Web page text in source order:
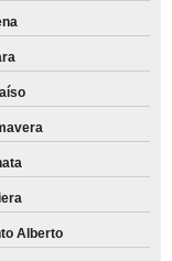
Alberto